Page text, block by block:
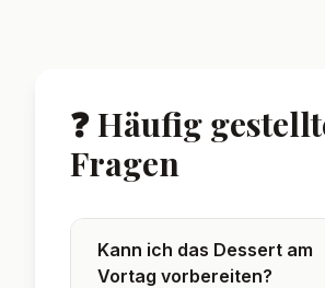
❓ Häufig
Fragen
Kann ich das Dessert am
Vortag vorbereiten?